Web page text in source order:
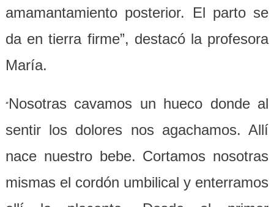
amamantamiento posterior. El parto se
da en tierra firme”, destacó la profesora
María.
“Nosotras cavamos un hueco donde al
sentir los dolores nos agachamos. Allí
nace nuestro bebe. Cortamos nosotras
mismas el cordón umbilical y enterramos